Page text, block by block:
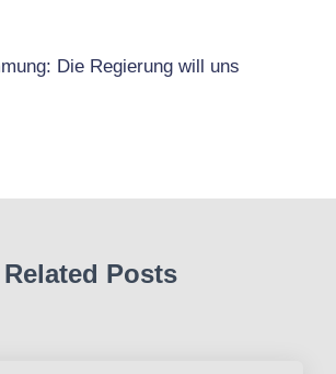
Die Regierung will uns
Related Posts